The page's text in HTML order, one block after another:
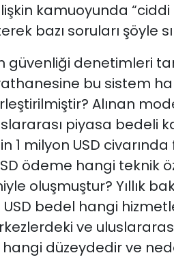
kamuoyunda
bazı soruları şöyle
güvenliği denetimleri
bu sistem
Alınan
piyasa bedeli
1 milyon USD
ödeme hangi teknik
oluşmuştur? Yıllık
bedel hangi
ve
hangi düzeydedir ve